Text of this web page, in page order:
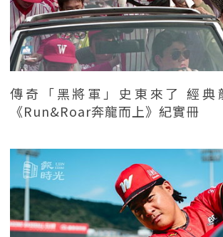
傳奇「黑將軍」史東來了 經典
《Run&Roar奔龍而上》紀實冊